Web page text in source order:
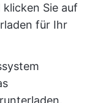
klicken Sie auf
für Ihr